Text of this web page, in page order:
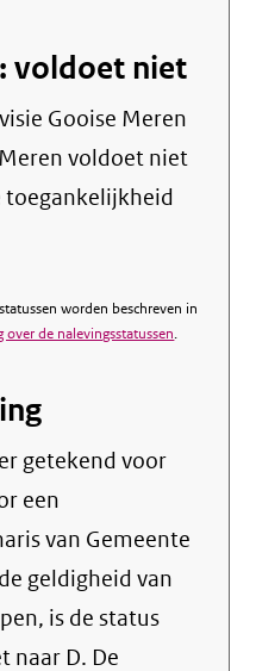
voldoet niet
Gooise Meren
voldoet niet
toegankelijkheid
worden beschreven in
over de nalevingsstatussen.
getekend voor
een
van Gemeente
geldigheid van
is de status
naar D. De